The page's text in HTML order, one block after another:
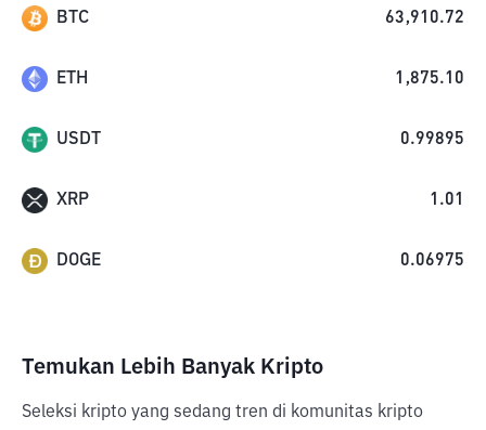
BTC 63,910.72
ETH 1,875.10
USDT 0.99895
XRP 1.01
DOGE 0.06975
Temukan Lebih Banyak Kripto
Seleksi kripto yang sedang tren di komunitas kripto